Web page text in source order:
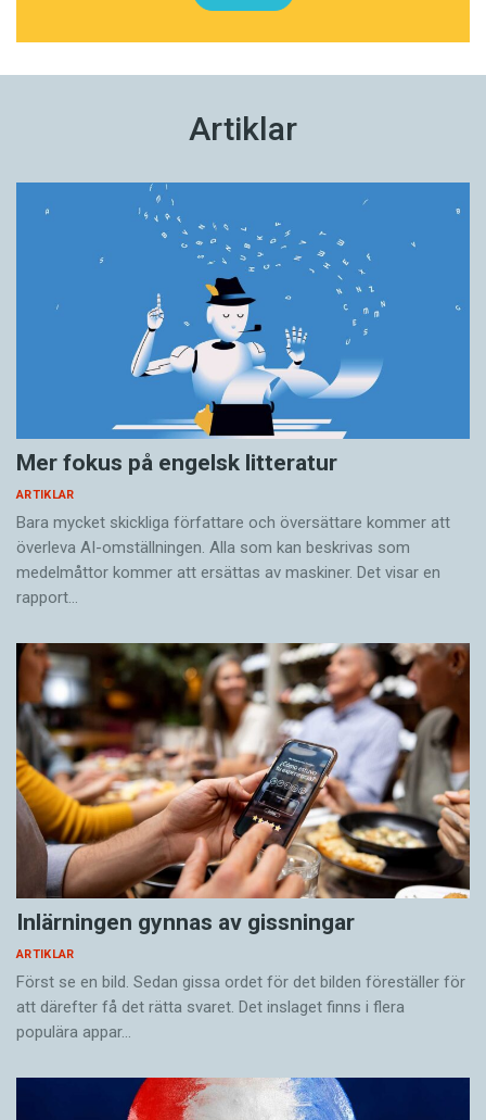
Artiklar
Mer fokus på engelsk litteratur
ARTIKLAR
Bara mycket skickliga författare och översättare ­kommer att
överleva AI-omställningen. Alla som kan beskrivas som
medelmåttor kommer att ersättas av maskiner. Det visar en
rapport…
Inlärningen gynnas av gissningar
ARTIKLAR
Först se en bild. Sedan gissa ordet för det bilden föreställer för
att därefter få det rätta svaret. Det inslaget finns i flera
populära appar…